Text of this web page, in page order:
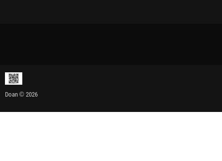
Doan © 2026